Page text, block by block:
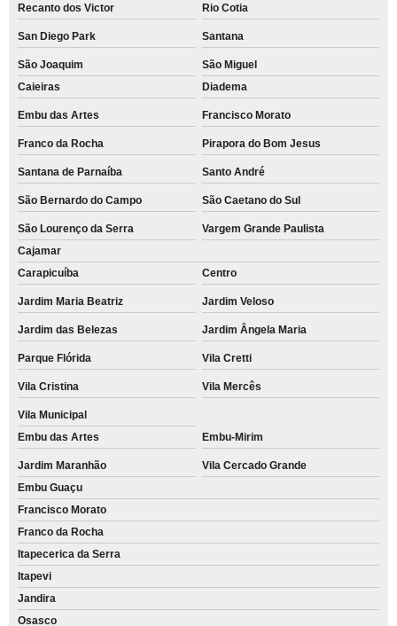
Recanto dos Victor Rio Cotia
San Diego Park Santana
São Joaquim
São Miguel
Caieiras
Diadema
Embu das Artes Francisco Morato
Franco da Rocha Pirapora do Bom Jesus
Santana de Parnaíba Santo André
São Bernardo do Campo São Caetano do Sul
São Lourenço da Serra
Vargem Grande Paulista
Cajamar
Carapicuíba
Centro
Jardim Maria Beatriz Jardim Veloso
Jardim das Belezas Jardim Ângela Maria
Parque Flórida Vila Cretti
Vila Cristina Vila Mercês
Vila Municipal
Embu das Artes
Embu-Mirim
Jardim Maranhão
Vila Cercado Grande
Embu Guaçu
Francisco Morato
Franco da Rocha
Itapecerica da Serra
Itapevi
Jandira
Osasco